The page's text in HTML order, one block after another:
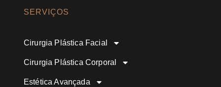
SERVIÇOS
Cirurgia Plástica Facial
Cirurgia Plástica Corporal
Estética Avançada